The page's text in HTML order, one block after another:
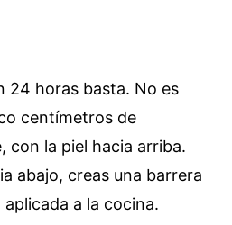
24 horas basta. No es
centímetros de
con la piel hacia arriba.
abajo, creas una barrera
a la cocina.